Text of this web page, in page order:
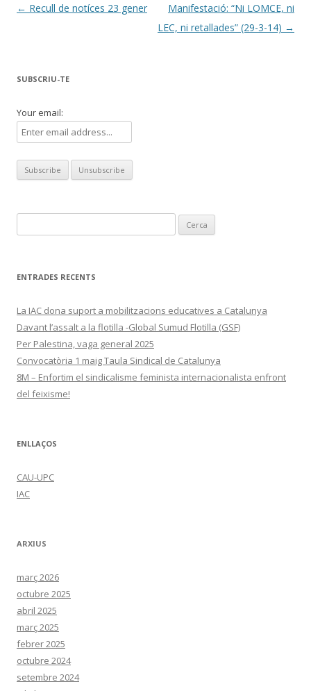
Navegació
← Recull de notíces 23 gener
Manifestació: “Ni LOMCE, ni
LEC, ni retallades” (29-3-14) →
SUBSCRIU-TE
Your email:
ENTRADES RECENTS
La IAC dona suport a mobilitzacions educatives a Catalunya
Davant l’assalt a la flotilla -Global Sumud Flotilla (GSF)
Per Palestina, vaga general 2025
Convocatòria 1 maig Taula Sindical de Catalunya
8M – Enfortim el sindicalisme feminista internacionalista enfront
del feixisme!
ENLLAÇOS
CAU-UPC
IAC
ARXIUS
març 2026
octubre 2025
abril 2025
març 2025
febrer 2025
octubre 2024
setembre 2024